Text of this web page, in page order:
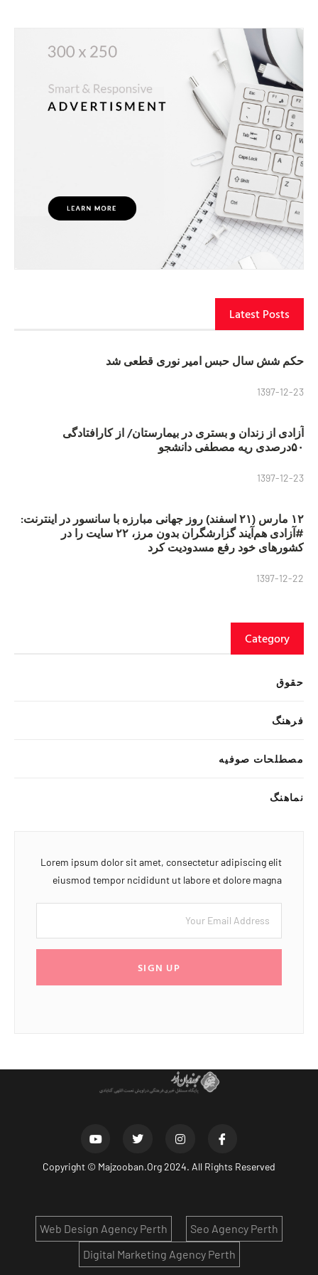
Latest Posts
حکم شش سال حبس امیر نوری قطعی شد
1397-12-23
آزادی از زندان و بستری در بیمارستان/ از کارافتادگی
۵۰درصدی ریه مصطفی دانشجو
1397-12-23
۱۲ مارس (۲۱ اسفند) روز جهانی مبارزه با سانسور در اینترنت:
#آزادی هم‌آیند گزارشگران‌ بدون مرز، ۲۲ سایت را در
کشورهای خود رفع مسدودیت کرد
1397-12-22
Category
حقوق
فرهنگ
مصطلحات صوفیه
نماهنگ
Lorem ipsum dolor sit amet, consectetur adipiscing elit
eiusmod tempor ncididunt ut labore et dolore magna
SIGN UP
Copyright © Majzooban.Org2024. All Rights Reserved
Seo Agency Perth
Web Design Agency Perth
Digital Marketing Agency Perth